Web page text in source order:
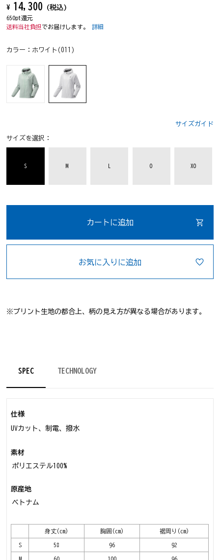
¥ 14,300 (税込)
650pt還元
送料当社負担 でお届けします。詳細
カラー： ホワイト(011)
サイズガイド
サイズを選択：
S M O XO
カートに追加
お気に入りに追加
※プリント生地の都合上、柄の見え方が異なる場合があります。
SPEC TECHNOLOGY
仕様
UVカット、制電、撥水
素材
ポリエステル100%
原産地
ベトナム
身丈(cm) 胸囲(cm) 裾周り(cm)
S 58 96 92
M 60 100 96